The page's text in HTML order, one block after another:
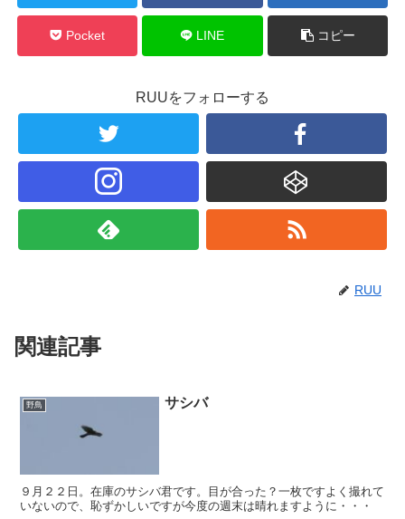
Pocket LINE コピー
RUUをフォローする
RUU
関連記事
野鳥 サシバ
９月２２日。在庫のサシバ君です。目が合った？一枚ですよく撮れて
いないので、恥ずかしいですが今度の週末は晴れますように・・・